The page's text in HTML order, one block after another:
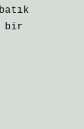
bir